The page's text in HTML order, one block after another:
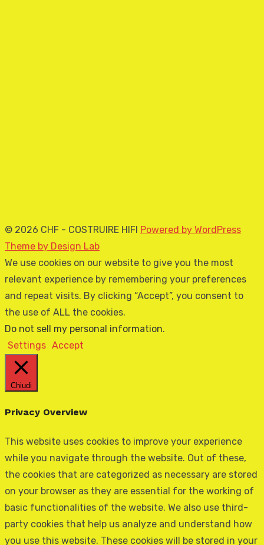
© 2026 CHF - COSTRUIRE HIFI Powered by WordPress
Theme by Design Lab
We use cookies on our website to give you the most
relevant experience by remembering your preferences
and repeat visits. By clicking “Accept”, you consent to
the use of ALL the cookies.
Do not sell my personal information.
Settings Accept
Chiudi
Privacy Overview
This website uses cookies to improve your experience
while you navigate through the website. Out of these,
the cookies that are categorized as necessary are stored
on your browser as they are essential for the working of
basic functionalities of the website. We also use third-
party cookies that help us analyze and understand how
you use this website. These cookies will be stored in your